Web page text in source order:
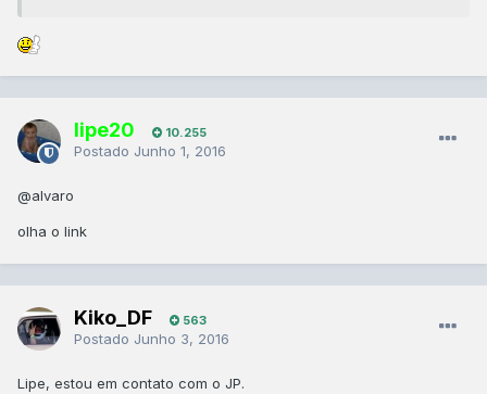
lipe20 10.255
Postado Junho 1, 2016
@alvaro
olha o link
Kiko_DF 563
Postado Junho 3, 2016
Lipe, estou em contato com o JP.